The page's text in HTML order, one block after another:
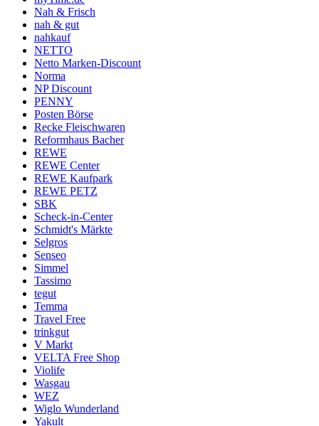
Nah & Frisch
nah & gut
nahkauf
NETTO
Netto Marken-Discount
Norma
NP Discount
PENNY
Posten Börse
Recke Fleischwaren
Reformhaus Bacher
REWE
REWE Center
REWE Kaufpark
REWE PETZ
SBK
Scheck-in-Center
Schmidt's Märkte
Selgros
Senseo
Simmel
Tassimo
tegut
Temma
Travel Free
trinkgut
V Markt
VELTA Free Shop
Violife
Wasgau
WEZ
Wiglo Wunderland
Yakult